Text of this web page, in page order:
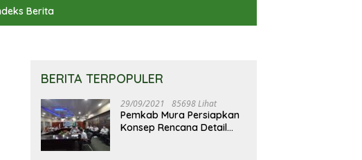
Berita
BERITA TERPOPULER
29/09/2021 85698 Lihat
Pemkab Mura Persiapkan
Konsep Rencana Detail